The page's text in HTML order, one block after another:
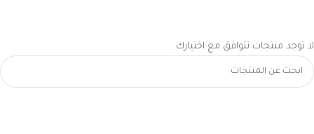
لا توجد منتجات تتوافق مع اختيارك.